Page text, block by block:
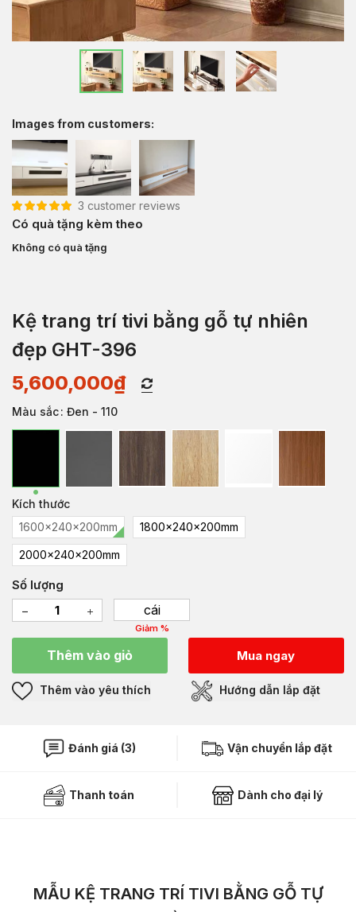
Images from customers:
5.00
trên 5 dựa
trên
3
đánh giá
3 customer reviews
Có quà tặng kèm theo
Không có quà tặng
Kệ trang trí tivi bằng gỗ tự nhiên
đẹp GHT-396
5,600,000₫
Màu sắc: Đen - 110
Kích thước
1600x240x200mm
1800x240x200mm
2000x240x200mm
Số lượng
cái
Giảm %
Thêm vào giỏ Mua ngay
Thêm vào yêu thích Hướng dẫn lắp đặt
Đánh giá (3) Vận chuyển lắp đặt
Thanh toán Dành cho đại lý
MẪU KỆ TRANG TRÍ TIVI BẰNG GỖ TỰ